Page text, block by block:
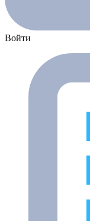
Войти